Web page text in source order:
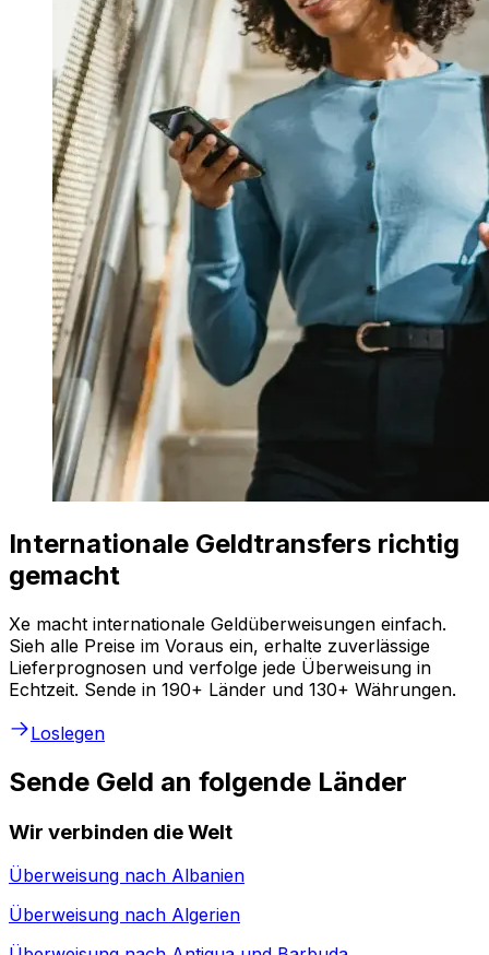
Internationale Geldtransfers richtig
gemacht
Xe macht internationale Geldüberweisungen einfach.
Sieh alle Preise im Voraus ein, erhalte zuverlässige
Lieferprognosen und verfolge jede Überweisung in
Echtzeit. Sende in 190+ Länder und 130+ Währungen.
Loslegen
Sende Geld an folgende Länder
Wir verbinden die Welt
Überweisung nach Albanien
Überweisung nach Algerien